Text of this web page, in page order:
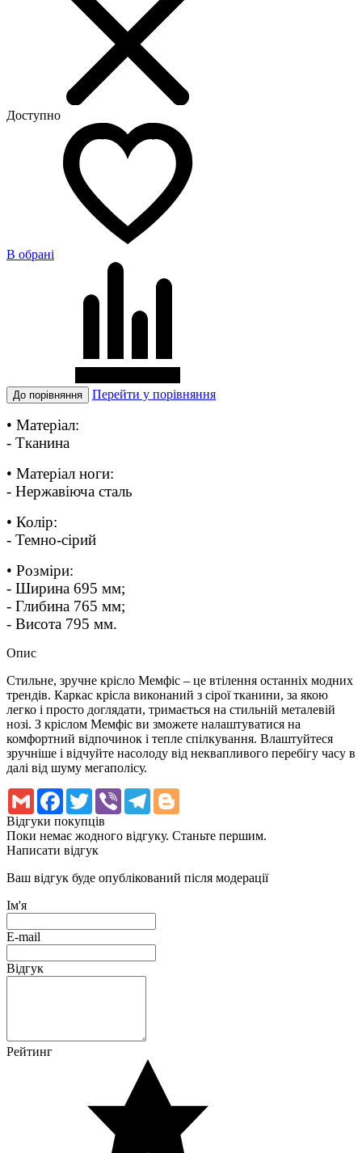
Доступно
В обранi
До порiвняння Перейти у порівняння
• Матеріал:
- Тканина
• Матеріал ноги:
- Нержавіюча сталь
• Колір:
- Темно-сірий
• Розміри:
- Ширина 695 мм;
- Глибина 765 мм;
- Висота 795 мм.
Опис
Стильне, зручне крісло Мемфіс – це втілення останніх модних
трендів. Каркас крісла виконаний з сірої тканини, за якою
легко і просто доглядати, тримається на стильній металевій
нозі. З кріслом Мемфіс ви зможете налаштуватися на
комфортний відпочинок і тепле спілкування. Влаштуйтеся
зручніше і відчуйте насолоду від неквапливого перебігу часу в
далі від шуму мегаполісу.
Gmail Facebook
TwitterViber Telegram
Вiдгуки покупцiв
Поки немає жодного відгуку. Станьте першим.
Написати відгук
Ваш відгук буде опублікований після модерації
Ім'я
E-mail
Відгук
Рейтинг